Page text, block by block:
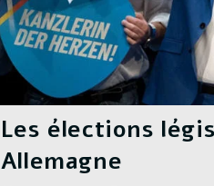
Les élections
Allemagne